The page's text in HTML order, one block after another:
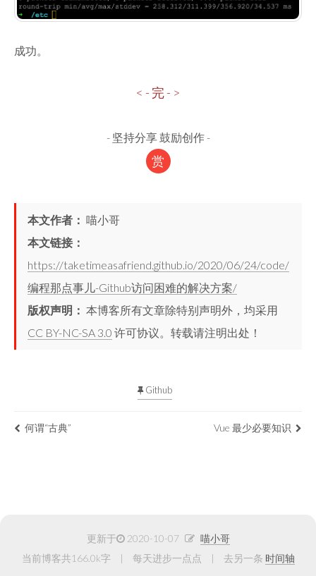
成功。
< - 完 - >
- 坚持分享 鼓励创作 -
赏
本文作者： 喵小哥
本文链接：
https://taketimeasafriend.github.io/2020/06/24/code/
编程那点事儿-Github访问困难的解决方案/
版权声明： 本博客所有文章除特别声明外，均采用
CC BY-NC-SA 3.0 许可协议。转载请注明出处！
Github
何谓“古典” Vue 最少必要知识
更新于 2020-10-07
喵小哥
当前博客共166.0k字
每天进步一点点 去另一条 时间轴